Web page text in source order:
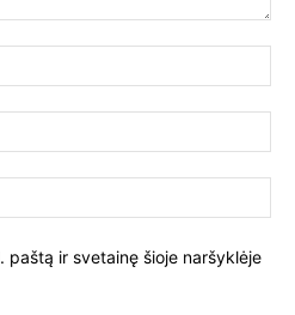
paštą ir svetainę šioje naršyklėje